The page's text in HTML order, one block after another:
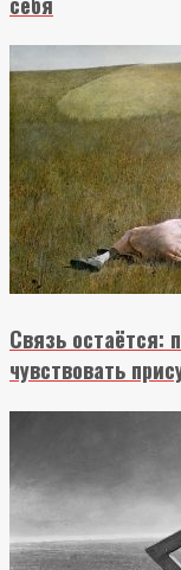
Связь остаётся:
чувствовать